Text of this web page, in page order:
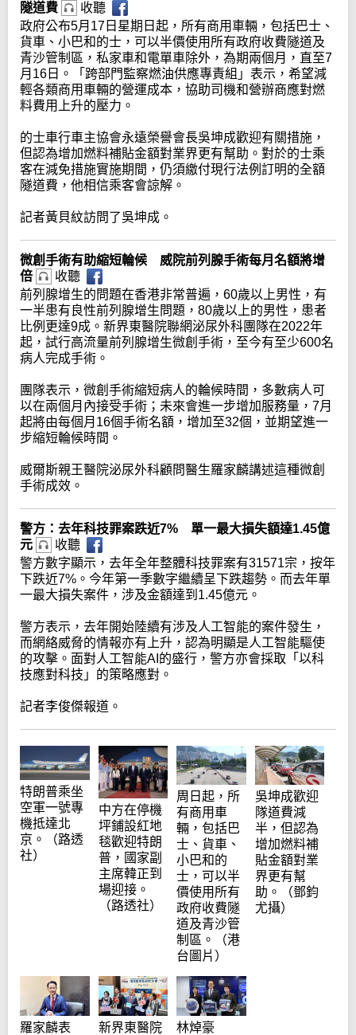
隧道費
收聽
政府公布5月17日星期日起，所有商用車輛，包括巴士、
貨車、小巴和的士，可以半價使用所有政府收費隧道及
青沙管制區，私家車和電單車除外，為期兩個月，直至7
月16日。「跨部門監察燃油供應專責組」表示，希望減
輕各類商用車輛的營運成本，協助司機和營辦商應對燃
料費用上升的壓力。
的士車行車主協會永遠榮譽會長吳坤成歡迎有關措施，
但認為增加燃料補貼金額對業界更有幫助。對於的士乘
客在減免措施實施期間，仍須繳付現行法例訂明的全額
隧道費，他相信乘客會諒解。
記者黃貝紋訪問了吳坤成。
微創手術有助縮短輪候 威院前列腺手術每月名額將增
倍
收聽
前列腺增生的問題在香港非常普遍，60歲以上男性，有
一半患有良性前列腺增生問題，80歲以上的男性，患者
比例更達9成。新界東醫院聯網泌尿外科團隊在2022年
起，試行高流量前列腺增生微創手術，至今有至少600名
病人完成手術。
團隊表示，微創手術縮短病人的輪候時間，多數病人可
以在兩個月內接受手術；未來會進一步增加服務量，7月
起將由每個月16個手術名額，增加至32個，並期望進一
步縮短輪候時間。
威爾斯親王醫院泌尿外科顧問醫生羅家麟講述這種微創
手術成效。
警方：去年科技罪案跌近7% 單一最大損失額達1.45億
元
收聽
警方數字顯示，去年全年整體科技罪案有31571宗，按年
下跌近7%。今年第一季數字繼續呈下跌趨勢。而去年單
一最大損失案件，涉及金額達到1.45億元。
警方表示，去年開始陸續有涉及人工智能的案件發生，
而網絡威脅的情報亦有上升，認為明顯是人工智能驅使
的攻擊。面對人工智能AI的盛行，警方亦會採取「以科
技應對科技」的策略應對。
記者李俊傑報道。
特朗普乘坐
空軍一號專
機抵達北
京。（路透
社）
中方在停機
坪鋪設紅地
毯歡迎特朗
普，國家副
主席韓正到
場迎接。
（路透社）
周日起，所
有商用車
輛，包括巴
士、貨車、
小巴和的
士，可以半
價使用所有
政府收費隧
道及青沙管
制區。（港
台圖片）
吳坤成歡迎
隊道費減
半，但認為
增加燃料補
貼金額對業
界更有幫
助。（鄧鈞
尤攝）
羅家麟表
新界東醫院
林焯豪